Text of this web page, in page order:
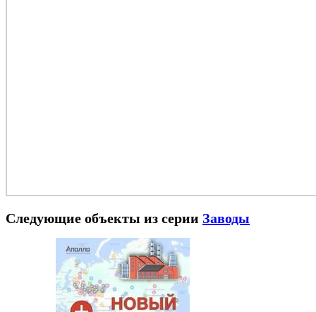
Следующие объекты из серии Заводы